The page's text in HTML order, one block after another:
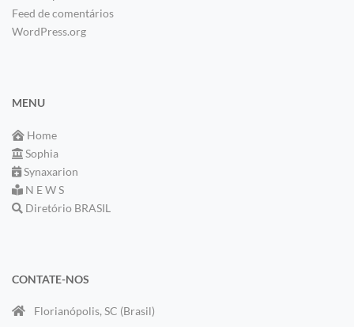
Feed de comentários
WordPress.org
MENU
Home
Sophia
Synaxarion
N E W S
Diretório BRASIL
CONTATE-NOS
Florianópolis, SC (Brasil)